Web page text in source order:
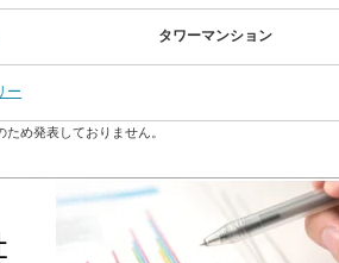
タワーマンション
ー
め発表しておりません。